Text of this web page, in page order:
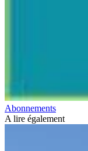
Abonnements
A lire également